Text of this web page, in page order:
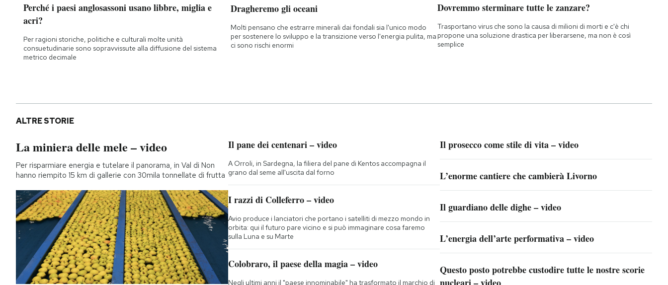
Perché i paesi anglosassoni usano libbre, miglia e
acri?
Per ragioni storiche, politiche e culturali molte unità
consuetudinarie sono sopravvissute alla diffusione del sistema
metrico decimale
Dragheremo gli oceani
Molti pensano che estrarre minerali dai fondali sia l'unico modo
per sostenere lo sviluppo e la transizione verso l'energia pulita, ma
ci sono rischi enormi
Dovremmo sterminare tutte le zanzare?
Trasportano virus che sono la causa di milioni di morti e c'è chi
propone una soluzione drastica per liberarsene, ma non è così
semplice
ALTRE STORIE
La miniera delle mele – video
Per risparmiare energia e tutelare il panorama, in Val di Non
hanno riempito 15 km di gallerie con 30mila tonnellate di frutta
Il pane dei centenari – video
A Orroli, in Sardegna, la filiera del pane di Kentos accompagna il
grano dal seme all'uscita dal forno
I razzi di Colleferro – video
Avio produce i lanciatori che portano i satelliti di mezzo mondo in
orbita: qui il futuro pare vicino e si può immaginare cosa faremo
sulla Luna e su Marte
Colobraro, il paese della magia – video
Negli ultimi anni il "paese innominabile" ha trasformato il marchio di
Il prosecco come stile di vita – video
L’enorme cantiere che cambierà Livorno
Il guardiano delle dighe – video
L’energia dell’arte performativa – video
Questo posto potrebbe custodire tutte le nostre scorie
nucleari – video